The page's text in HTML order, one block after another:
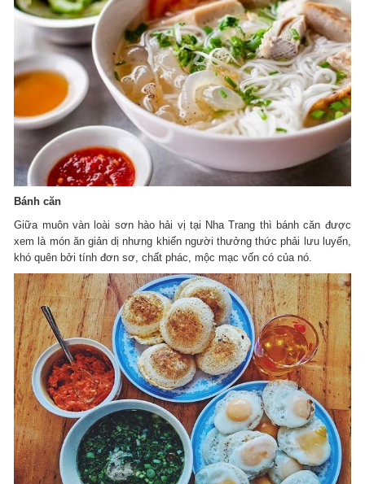
Bánh căn
Giữa muôn vàn loài sơn hào hải vị tại Nha Trang thì bánh căn được
xem là món ăn giản dị nhưng khiến người thưởng thức phải lưu luyến,
khó quên bởi tính đơn sơ, chất phác, mộc mạc vốn có của nó.